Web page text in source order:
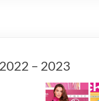
– 2023